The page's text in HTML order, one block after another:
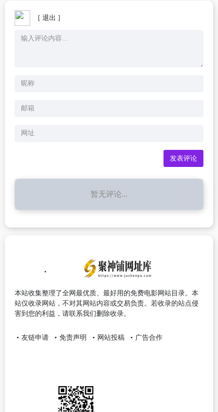
[ 退出 ]
暂无评论...
本站收集整理了全网最优质、最好用的免费电影网站目录。本
站仅收录网站，不对其网站内容或交易负责。若收录的站点侵
害到您的利益，请联系我们删除收录。
友链申请 免责声明 网站投稿 广告合作